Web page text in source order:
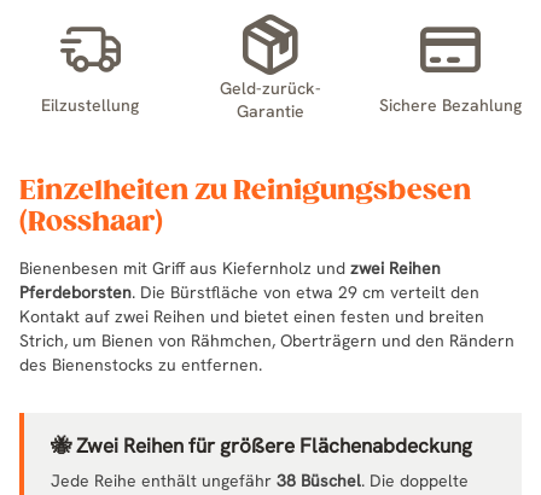
Eilzustellung
Geld-zurück-
Garantie
Sichere Bezahlung
Einzelheiten zu Reinigungsbesen
(Rosshaar)
Bienenbesen mit Griff aus Kiefernholz und zwei Reihen
Pferdeborsten. Die Bürstfläche von etwa 29 cm verteilt den
Kontakt auf zwei Reihen und bietet einen festen und breiten
Strich, um Bienen von Rähmchen, Oberträgern und den Rändern
des Bienenstocks zu entfernen.
🐝 Zwei Reihen für größere Flächenabdeckung
Jede Reihe enthält ungefähr 38 Büschel. Die doppelte